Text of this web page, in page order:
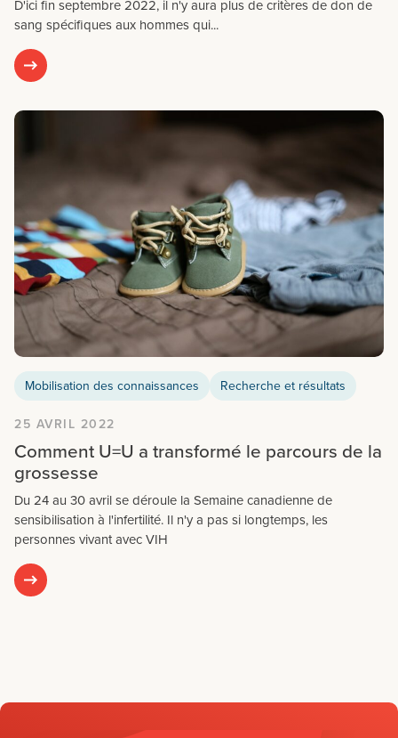
D'ici fin septembre 2022, il n'y aura plus de critères de don de
sang spécifiques aux hommes qui...
Mobilisation des connaissances Recherche et résultats
25 AVRIL 2022
Comment U=U a transformé le parcours de la
grossesse
Du 24 au 30 avril se déroule la Semaine canadienne de
sensibilisation à l'infertilité. Il n'y a pas si longtemps, les
personnes vivant avec VIH